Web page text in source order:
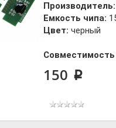
Производитель:
Емкость чипа:
Цвет: черный
150 p